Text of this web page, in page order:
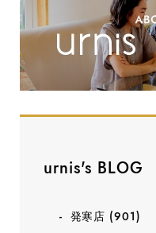
urnis's BLOG
発寒店 (901)